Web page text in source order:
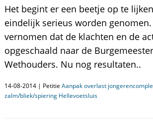
Het begint er een beetje op te
eindelijk serieus worden
vernomen dat de klachten en de
opgeschaald naar de
Wethouders. Nu nog resultaten..
14-08-2014 | Petitie Aanpak overlast
zalm/bliek/spiering Hellevoetsluis